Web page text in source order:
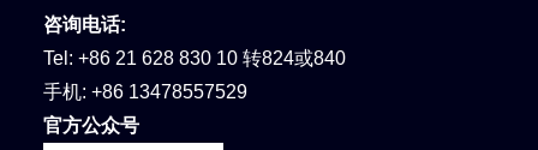
咨询电话:
Tel: +86 21 628 830 10 转824或840
手机: +86 13478557529
官方公众号